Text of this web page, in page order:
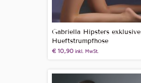
Gabriella Hipsters exklusive
Hueftstrumpfhose
€10,90 inkl. MwSt.